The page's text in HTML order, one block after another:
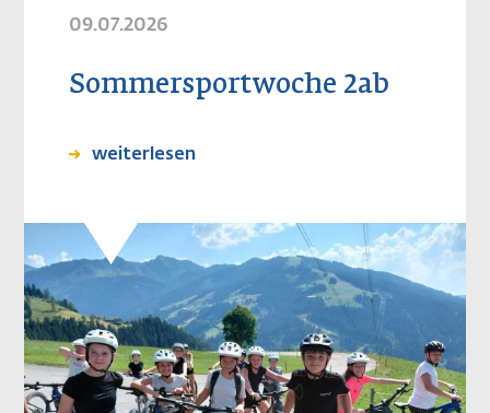
09.07.2026
Sommersportwoche 2ab
weiterlesen